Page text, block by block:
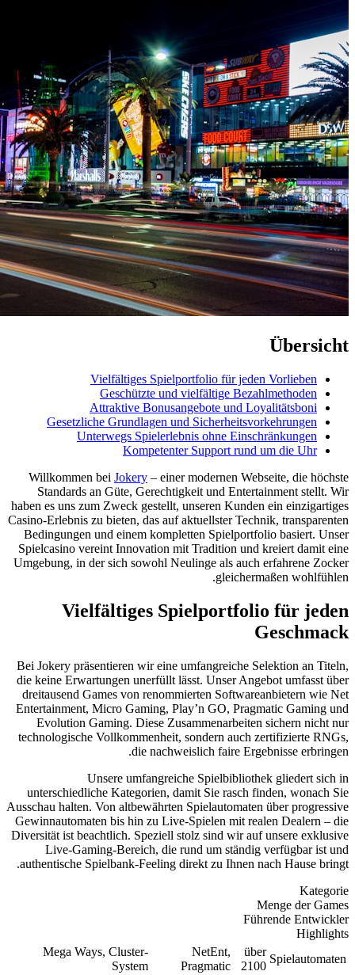
Vielfältiges
Geschützte und
Attraktive
Gesetzliche Grundlagen und
Unterwegs
Kompetenter
Willkommen beiJokery– einer
Standards an Güte,
haben es uns zum Zweck gestellt,
Casino-Erlebnis zu bieten, das auf
Bedingungen und einem
Spielcasino vereint Innovation mit
Umgebung, in der sich sowohl
Vielfältiges
Bei Jokery präsentieren wir eine
die keine Erwartungen unerfüllt
dreitausend Games von
Entertainment, Micro Gaming,
Evolution Gaming. Diese
technologische Vollkommenheit,
die
Unsere
unterschiedliche Kategorien,
Ausschau halten. Von altbewährten
Gewinnautomaten bis hin zu Live-
Diversität ist beachtlich. Speziell
Live-Gaming-Bereich, die
authentische Spielbank-Feeling
Mega Ways, Cluster-
System